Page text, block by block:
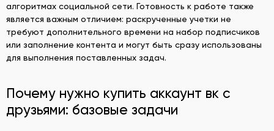
алгоритмах социальной сети. Готовность к работе также
является важным отличием: раскрученные учетки не
требуют дополнительного времени на набор подписчиков
или заполнение контента и могут быть сразу использованы
для выполнения поставленных задач.
Почему нужно купить аккаунт вк с
друзьями: базовые задачи